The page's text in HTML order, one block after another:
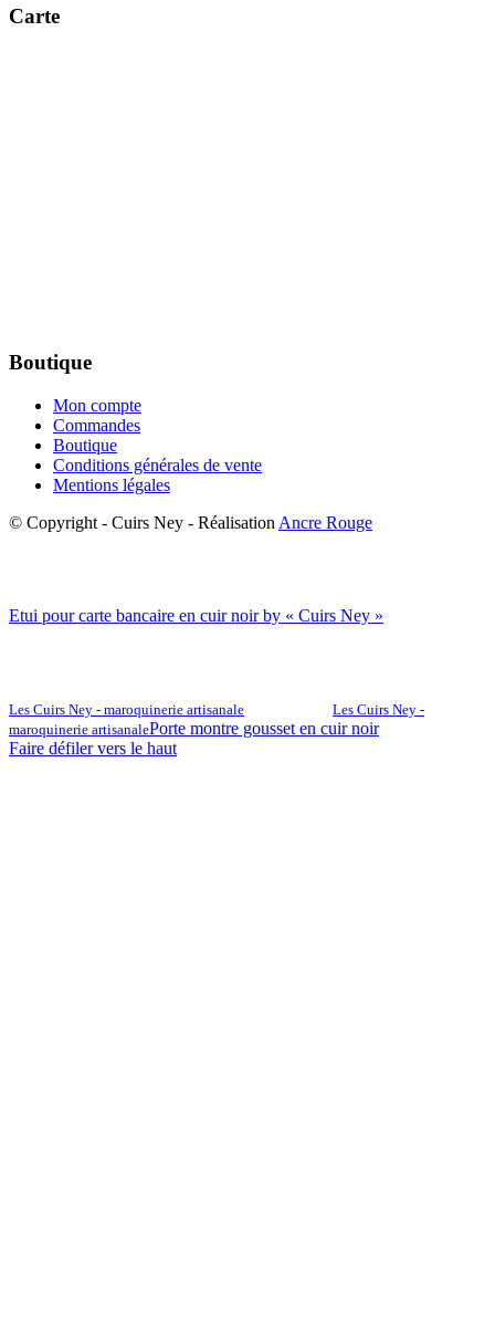
Carte
Boutique
Mon compte
Commandes
Boutique
Conditions générales de vente
Mentions légales
© Copyright - Cuirs Ney - Réalisation Ancre Rouge
Etui pour carte bancaire en cuir noir by « Cuirs Ney »
Les Cuirs Ney - maroquinerie artisanale
Les Cuirs Ney -
maroquinerie artisanalePorte montre gousset en cuir noir
Faire défiler vers le haut